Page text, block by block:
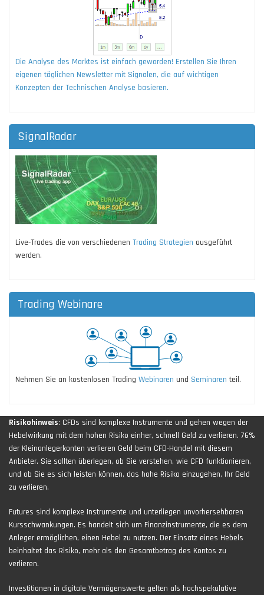
Die Analyse des Marktes ist einfach geworden! Erstellen Sie Ihren
eigenen täglichen Newsletter mit Signalen, die auf wichtigen
Konzepten der Technischen Analyse basieren.
SignalRadar
Live-Trades die von verschiedenen Trading Strategien ausgeführt
werden.
Trading Webinare
Nehmen Sie an kostenlosen Trading Webinaren und Seminaren teil.
Risikohinweis: CFDs sind komplexe Instrumente und gehen wegen der
Hebelwirkung mit dem hohen Risiko einher, schnell Geld zu verlieren. 76%
der Kleinanlegerkonten verlieren Geld beim CFD-Handel mit diesem
Anbieter. Sie sollten überlegen, ob Sie verstehen, wie CFD funktionieren,
und ob Sie es sich leisten können, das hohe Risiko einzugehen, Ihr Geld
zu verlieren.
Futures sind komplexe Instrumente und unterliegen unvorhersehbaren
Kursschwankungen. Es handelt sich um Finanzinstrumente, die es dem
Anleger ermöglichen, einen Hebel zu nutzen. Der Einsatz eines Hebels
beinhaltet das Risiko, mehr als den Gesamtbetrag des Kontos zu
verlieren.
Investitionen in digitale Vermögenswerte gelten als hochspekulative